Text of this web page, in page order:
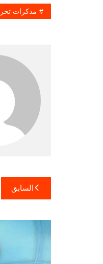
مذكرات
تصفّح
المقالات
السابق